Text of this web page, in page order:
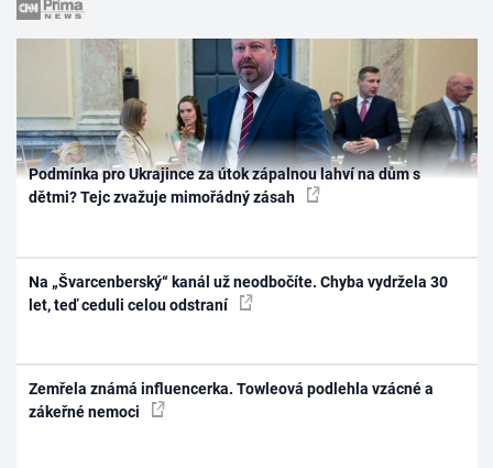
Podmínka pro Ukrajince za útok zápalnou lahví na dům s
dětmi? Tejc zvažuje mimořádný zásah
Na „Švarcenberský“ kanál už neodbočíte. Chyba vydržela 30
let, teď ceduli celou odstraní
Zemřela známá influencerka. Towleová podlehla vzácné a
zákeřné nemoci